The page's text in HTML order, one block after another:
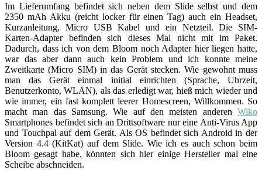
Im Lieferumfang befindet sich neben dem Slide selbst und dem
2350 mAh Akku (reicht locker für einen Tag) auch ein Headset,
Kurzanleitung, Micro USB Kabel und ein Netzteil. Die SIM-
Karten-Adapter befinden sich dieses Mal nicht mit im Paket.
Dadurch, dass ich von dem Bloom noch Adapter hier liegen hatte,
war das aber dann auch kein Problem und ich konnte meine
Zweitkarte (Micro SIM) in das Gerät stecken. Wie gewohnt muss
man das Gerät einmal initial einrichten (Sprache, Uhrzeit,
Benutzerkonto, WLAN), als das erledigt war, hieß mich wieder und
wie immer, ein fast komplett leerer Homescreen, Willkommen. So
macht man das Samsung. Wie auf den meisten anderen Wiko
Smartphones befindet sich an Drittsoftware nur eine Anti-Virus App
und Touchpal auf dem Gerät. Als OS befindet sich Android in der
Version 4.4 (KitKat) auf dem Slide. Wie ich es auch schon beim
Bloom gesagt habe, könnten sich hier einige Hersteller mal eine
Scheibe abschneiden.